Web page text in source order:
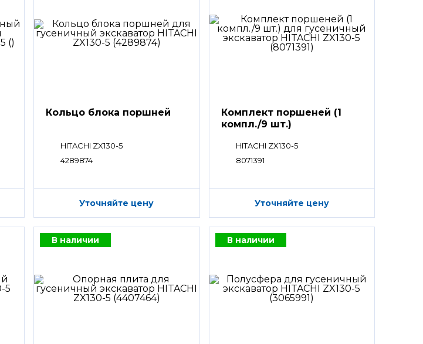
Кольцо блока поршней
HITACHI ZX130-5
4289874
Уточняйте цену
Комплект поршеней (1
компл./9 шт.)
HITACHI ZX130-5
8071391
Уточняйте цену
В наличии В наличии